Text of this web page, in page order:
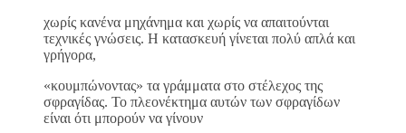
χωρίς κανένα μηχάνημα και χωρίς να απαιτούνται
τεχνικές γνώσεις. Η κατασκευή γίνεται πολύ απλά και
γρήγορα,
«κουμπώνοντας» τα γράμματα στο στέλεχος της
σφραγίδας. Το πλεονέκτημα αυτών των σφραγίδων
είναι ότι μπορούν να γίνουν